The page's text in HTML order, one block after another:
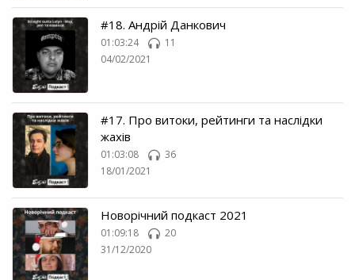
#18. Андрій Данкович
01:03:24
11
04/02/2021
#17. Про витоки, рейтинги та наслідки
жахів
01:03:08
36
18/01/2021
Новорічний подкаст 2021
01:09:18
20
31/12/2020